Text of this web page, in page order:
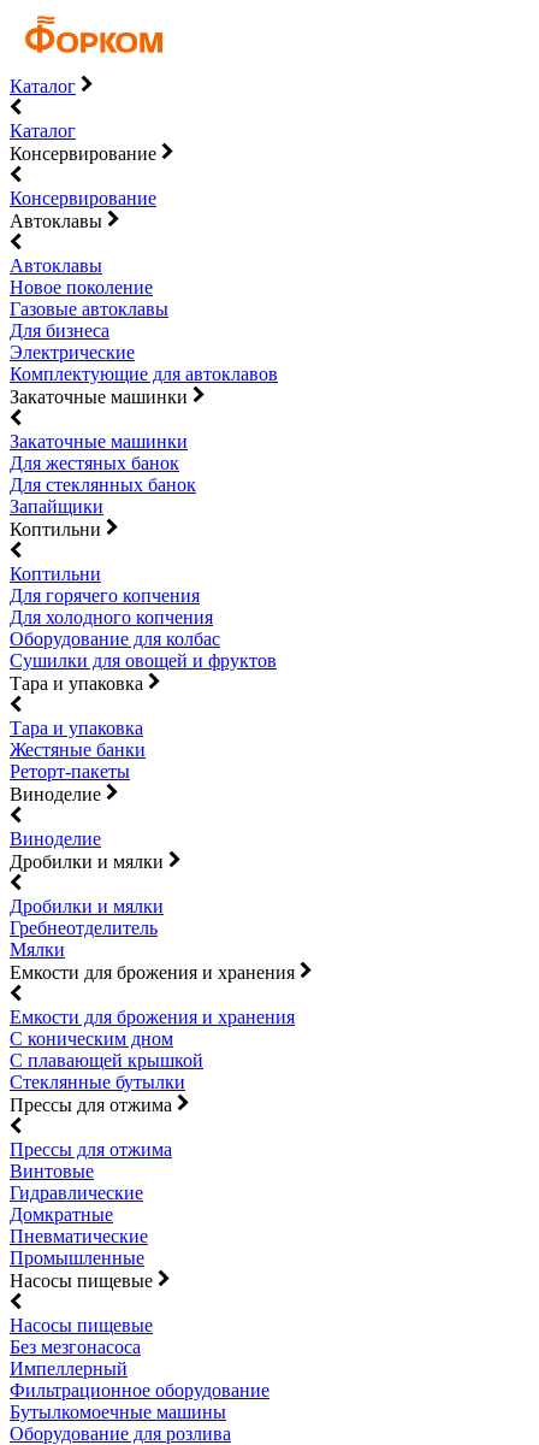
Каталог
Каталог
Консервирование
Консервирование
Автоклавы
Автоклавы
Новое поколение
Газовые автоклавы
Для бизнеса
Электрические
Комплектующие для автоклавов
Закаточные машинки
Закаточные машинки
Для жестяных банок
Для стеклянных банок
Запайщики
Коптильни
Коптильни
Для горячего копчения
Для холодного копчения
Оборудование для колбас
Сушилки для овощей и фруктов
Тара и упаковка
Тара и упаковка
Жестяные банки
Реторт-пакеты
Виноделие
Виноделие
Дробилки и мялки
Дробилки и мялки
Гребнеотделитель
Мялки
Емкости для брожения и хранения
Емкости для брожения и хранения
С коническим дном
С плавающей крышкой
Стеклянные бутылки
Прессы для отжима
Прессы для отжима
Винтовые
Гидравлические
Домкратные
Пневматические
Промышленные
Насосы пищевые
Насосы пищевые
Без мезгонасоса
Импеллерный
Фильтрационное оборудование
Бутылкомоечные машины
Оборудование для розлива